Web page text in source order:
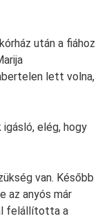
után a fiához
lett volna,
elég, hogy
van. Később
az anyós már
felállította a